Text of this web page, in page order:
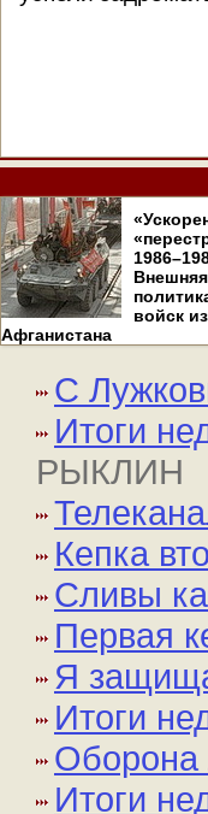
Внешняя
войск из
Афганистана
С
Итоги
РЫКЛИН
Кепка
Сливы
Первая
Я
Итоги
Оборона
Итоги